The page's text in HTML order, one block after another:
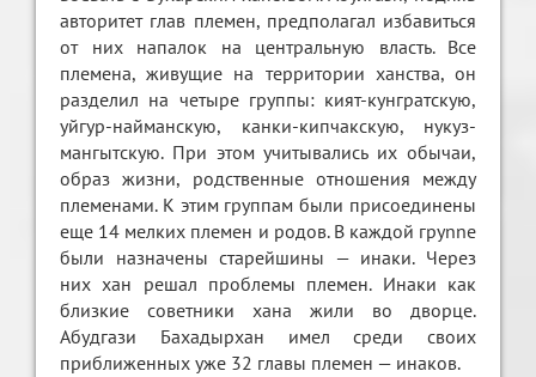
авторитет глав племен, предполагал избавиться
от них напалок на центральную власть. Все
племена, живущие на территории ханства, он
разделил на четыре группы: кият-кунгратскую,
уйгур-найманскую, канки-кипчакскую, нукуз-
мангытскую. При этом учитывались их обычаи,
образ жизни, родственные отношения между
племенами. К этим группам были присоединены
еще 14 мелких племен и родов. В каждой гpynne
были назначены старейшины — инаки. Через
них хан решал проблемы племен. Инаки как
близкие советники хана жили во дворце.
Абудгази Бахадырхан имел среди своих
приближенных уже 32 главы племен — инаков.